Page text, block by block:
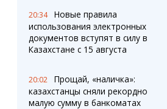
20:34
Новые правила
использования электронных
документов вступят в силу в
Казахстане с 15 августа
20:02
Прощай, «наличка»:
казахстанцы сняли рекордно
малую сумму в банкоматах